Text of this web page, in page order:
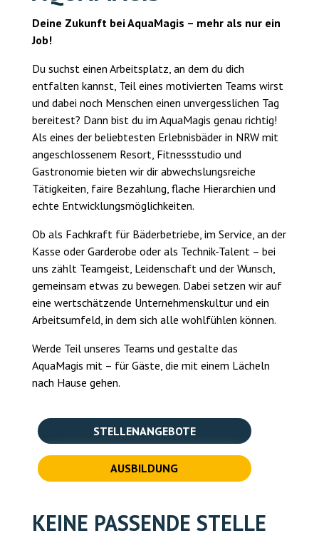
TICKETS ONLINE
Deine Zukunft bei AquaMagis – mehr als nur ein
Job!
Du suchst einen Arbeitsplatz, an dem du dich
entfalten kannst, Teil eines motivierten Teams wirst
und dabei noch Menschen einen unvergesslichen Tag
bereitest? Dann bist du im AquaMagis genau richtig!
Als eines der beliebtesten Erlebnisbäder in NRW mit
angeschlossenem Resort, Fitnessstudio und
Gastronomie bieten wir dir abwechslungsreiche
Tätigkeiten, faire Bezahlung, flache Hierarchien und
echte Entwicklungsmöglichkeiten.
Ob als Fachkraft für Bäderbetriebe, im Service, an der
Kasse oder Garderobe oder als Technik-Talent – bei
uns zählt Teamgeist, Leidenschaft und der Wunsch,
gemeinsam etwas zu bewegen. Dabei setzen wir auf
eine wertschätzende Unternehmenskultur und ein
Arbeitsumfeld, in dem sich alle wohlfühlen können.
Werde Teil unseres Teams und gestalte das
AquaMagis mit – fürGäste, die mit einem Lächeln
nach Hause gehen.
STELLENANGEBOTE
AUSBILDUNG
KEINE PASSENDE STELLE